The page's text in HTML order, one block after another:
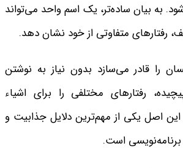
به بیان ساده‌تر، یک اسم واحد می‌تواند
رفتارهای متفاوتی از خود نشان دهد.
را قادر می‌سازد بدون نیاز به نوشتن
رفتارهای مختلفی را برای اشیاء
این اصل یکی از مهم‌ترین دلایل جذابیت و
است.